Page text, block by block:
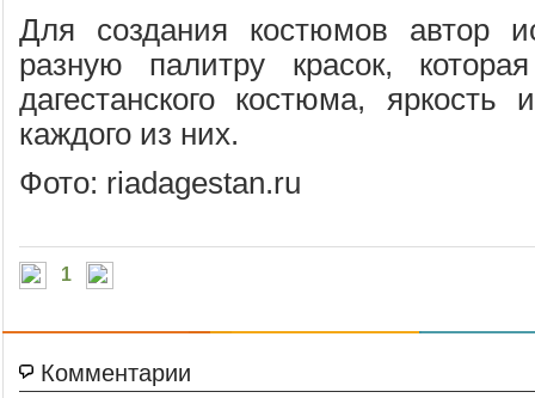
Для создания костюмов автор
разную палитру красок,
дагестанского костюма, яркость
каждого из них.
Фото: riadagestan.ru
1
Комментарии